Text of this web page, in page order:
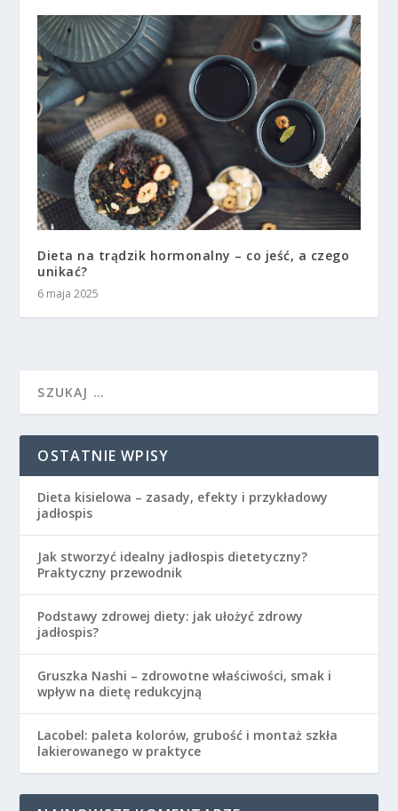
Dieta na trądzik hormonalny – co jeść, a czego
unikać?
6 maja 2025
OSTATNIE WPISY
Dieta kisielowa – zasady, efekty i przykładowy
jadłospis
Jak stworzyć idealny jadłospis dietetyczny?
Praktyczny przewodnik
Podstawy zdrowej diety: jak ułożyć zdrowy
jadłospis?
Gruszka Nashi – zdrowotne właściwości, smak i
wpływ na dietę redukcyjną
Lacobel: paleta kolorów, grubość i montaż szkła
lakierowanego w praktyce